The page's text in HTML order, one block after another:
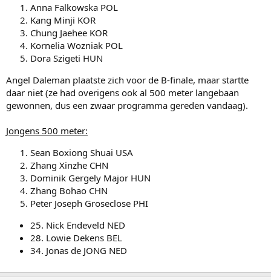
Anna Falkowska POL
Kang Minji KOR
Chung Jaehee KOR
Kornelia Wozniak POL
Dora Szigeti HUN
Angel Daleman plaatste zich voor de B-finale, maar startte
daar niet (ze had overigens ook al 500 meter langebaan
gewonnen, dus een zwaar programma gereden vandaag).
Jongens 500 meter:
Sean Boxiong Shuai USA
Zhang Xinzhe CHN
Dominik Gergely Major HUN
Zhang Bohao CHN
Peter Joseph Groseclose PHI
25. Nick Endeveld NED
28. Lowie Dekens BEL
34. Jonas de JONG NED